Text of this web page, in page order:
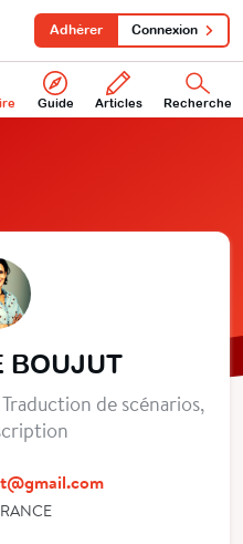
Guide Articles Recherche
Adhérer Connexion
BOUJUT
de scénarios,